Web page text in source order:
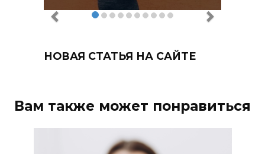
НОВАЯ СТАТЬЯ НА САЙТЕ
Вам также может понравиться